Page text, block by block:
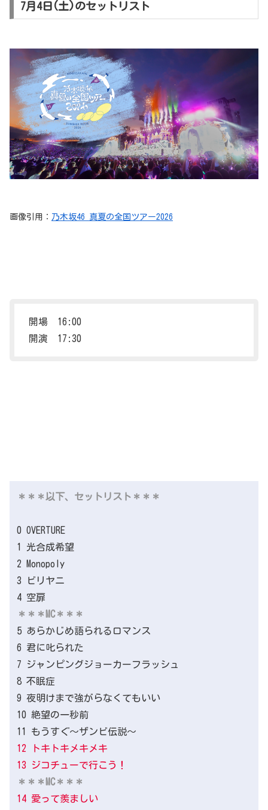
7月4日(土)のセットリスト
画像引用： 乃木坂46 真夏の全国ツアー2026
開場 16:00
開演 17:30
＊＊＊以下、セットリスト＊＊＊
0 OVERTURE
1 光合成希望
2 Monopoly
3 ビリヤニ
4 空扉
＊＊＊MC＊＊＊
5 あらかじめ語られるロマンス
6 君に叱られた
7 ジャンピングジョーカーフラッシュ
8 不眠症
9 夜明けまで強がらなくてもいい
10 絶望の一秒前
11 もうすぐ～ザンビ伝説～
12 トキトキメキメキ
13 ジコチューで行こう！
＊＊＊MC＊＊＊
14 愛って羨ましい